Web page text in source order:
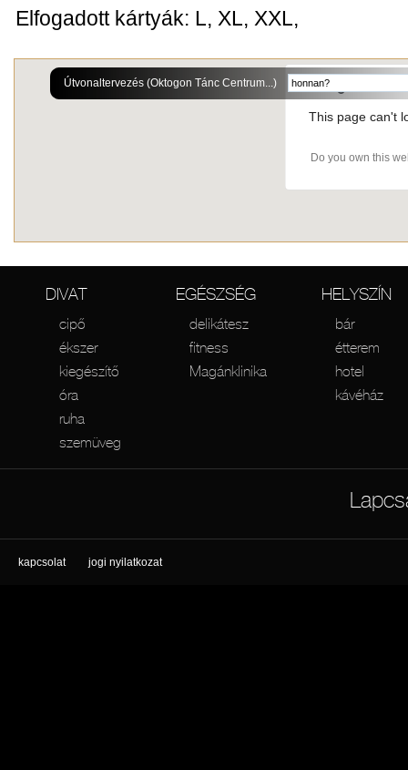
Elfogadott kártyák: L, XL, XXL,
Útvonaltervezés (Oktogon Tánc Centrum...)
This page can't
Do you own this
DIVAT
cipő
ékszer
kiegészítő
óra
ruha
szemüveg
EGÉSZSÉG
delikátesz
fitness
Magánklinika
HELYSZÍN
bár
étterem
hotel
kávéház
kapcsolat jogi nyilatkozat